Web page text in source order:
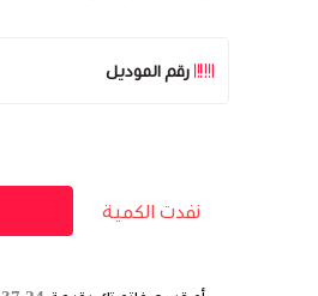
رقم الموديل
نفدت الكمية